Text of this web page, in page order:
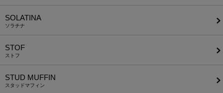
SOLATINA
ソラチナ
STOF
ストフ
STUD MUFFIN
スタッドマフィン